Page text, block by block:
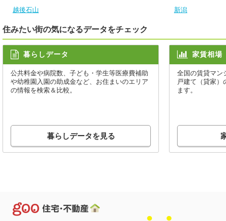
越後石山
新潟
住みたい街の気になるデータをチェック
暮らしデータ
公共料金や病院数、子ども・学生等医療費補助
や幼稚園入園の助成金など、お住まいのエリア
の情報を検索＆比較。
暮らしデータを見る
家賃相場
全国の賃貸マン
戸建て（貸家）
ます。